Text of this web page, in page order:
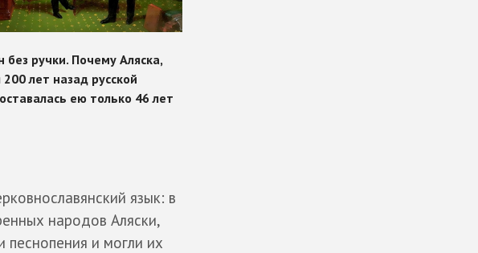
язык: в
народов Аляски,
песнопения и могли их